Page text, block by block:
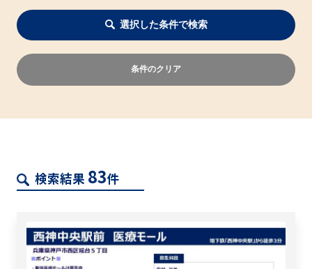
選択した条件で検索
条件のクリア
検索結果 83件